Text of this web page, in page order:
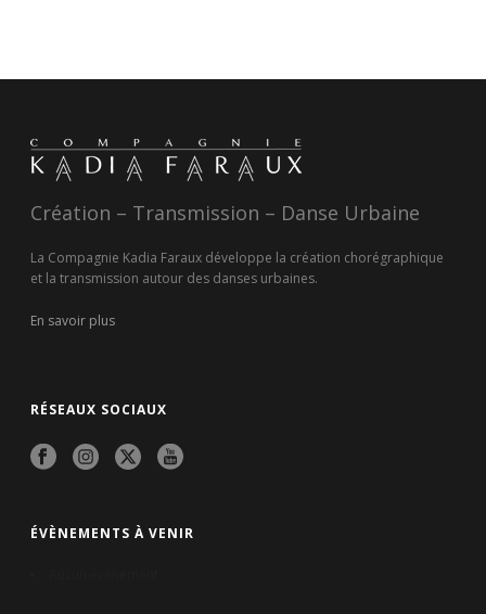
Création – Transmission – Danse Urbaine
La Compagnie Kadia Faraux développe la création chorégraphique
et la transmission autour des danses urbaines.
En savoir plus
RÉSEAUX SOCIAUX
ÉVÈNEMENTS À VENIR